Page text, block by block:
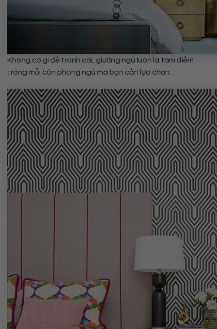
Không có gì để tranh cãi, giường ngủ luôn là tâm điểm
trong mỗi căn phòng ngủ mà bạn cần lựa chọn.